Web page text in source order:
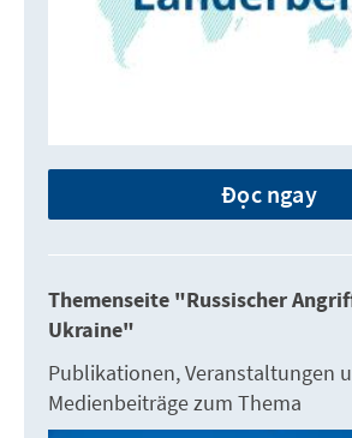
Đọc ngay
Themenseite "Russischer
Ukraine"
Publikationen, Veranstaltungen
Medienbeiträge zum Thema